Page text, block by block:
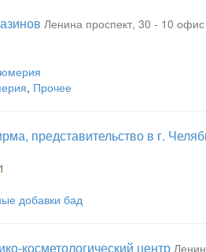
Ленина проспект, 30 - 10 офис
, Прочее
представительство в г.
добавки бад
косметологический центр